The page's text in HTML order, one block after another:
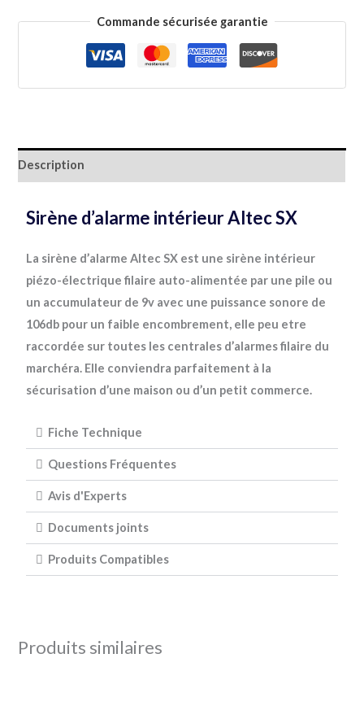
Commande sécurisée garantie
Description
Sirène d’alarme intérieur Altec SX
La sirène d’alarme Altec SX est une sirène intérieur
piézo-électrique filaire auto-alimentée par une pile ou
un accumulateur de 9v avec une puissance sonore de
106db pour un faible encombrement, elle peu etre
raccordée sur toutes les centrales d’alarmes filaire du
marchéra. Elle conviendra parfaitement à la
sécurisation d’une maison ou d’un petit commerce.
Fiche Technique
Questions Fréquentes
Avis d'Experts
Documents joints
Produits Compatibles
Produits similaires